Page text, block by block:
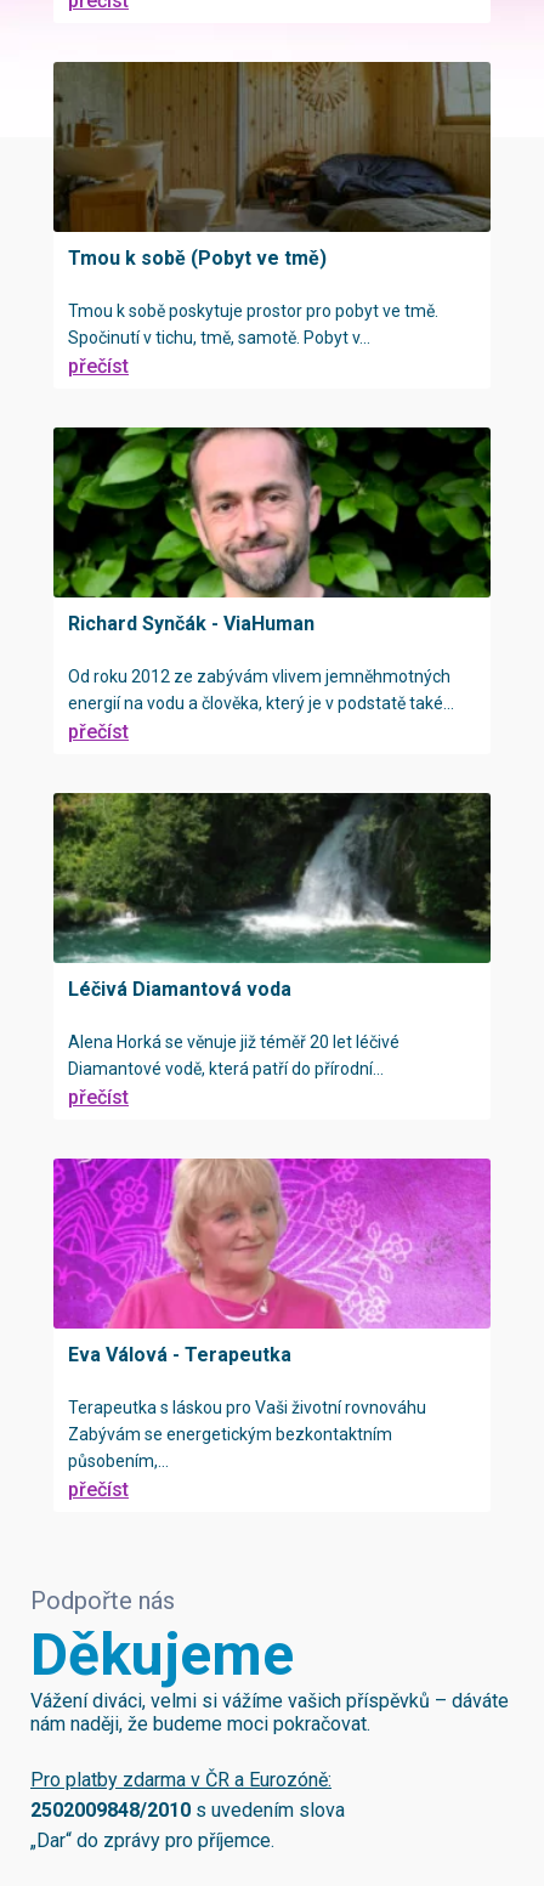
Tmou k sobě (Pobyt ve tmě)
Tmou k sobě poskytuje prostor pro pobyt ve tmě.
Spočinutí v tichu, tmě, samotě. Pobyt v...
přečíst
Richard Synčák - ViaHuman
Od roku 2012 ze zabývám vlivem jemněhmotných
energií na vodu a člověka, který je v podstatě také...
přečíst
Léčivá Diamantová voda
Alena Horká se věnuje již téměř 20 let léčivé
Diamantové vodě, která patří do přírodní...
přečíst
Eva Válová - Terapeutka
Terapeutka s láskou pro Vaši životní rovnováhu
Zabývám se energetickým bezkontaktním
působením,...
přečíst
Podpořte nás
Děkujeme
Vážení diváci, velmi si vážíme vašich příspěvků – dáváte
nám naději, že budeme moci pokračovat.
Pro platby zdarma v ČR a Eurozóně:
2502009848/2010 s uvedením slova
„Dar“ do zprávy pro příjemce.